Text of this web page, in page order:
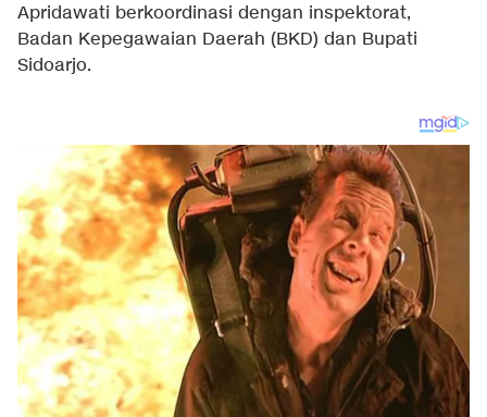
Apridawati berkoordinasi dengan inspektorat,
Badan Kepegawaian Daerah (BKD) dan Bupati
Sidoarjo.